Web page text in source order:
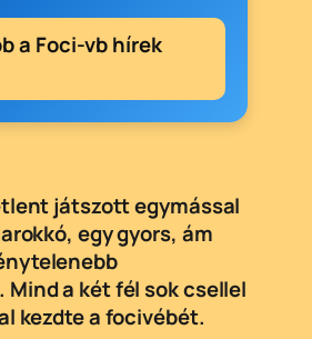
a Foci-vb hírek
játszott egymással
egy gyors, ám
Mind a két fél sok csellel
kezdte a focivébét.